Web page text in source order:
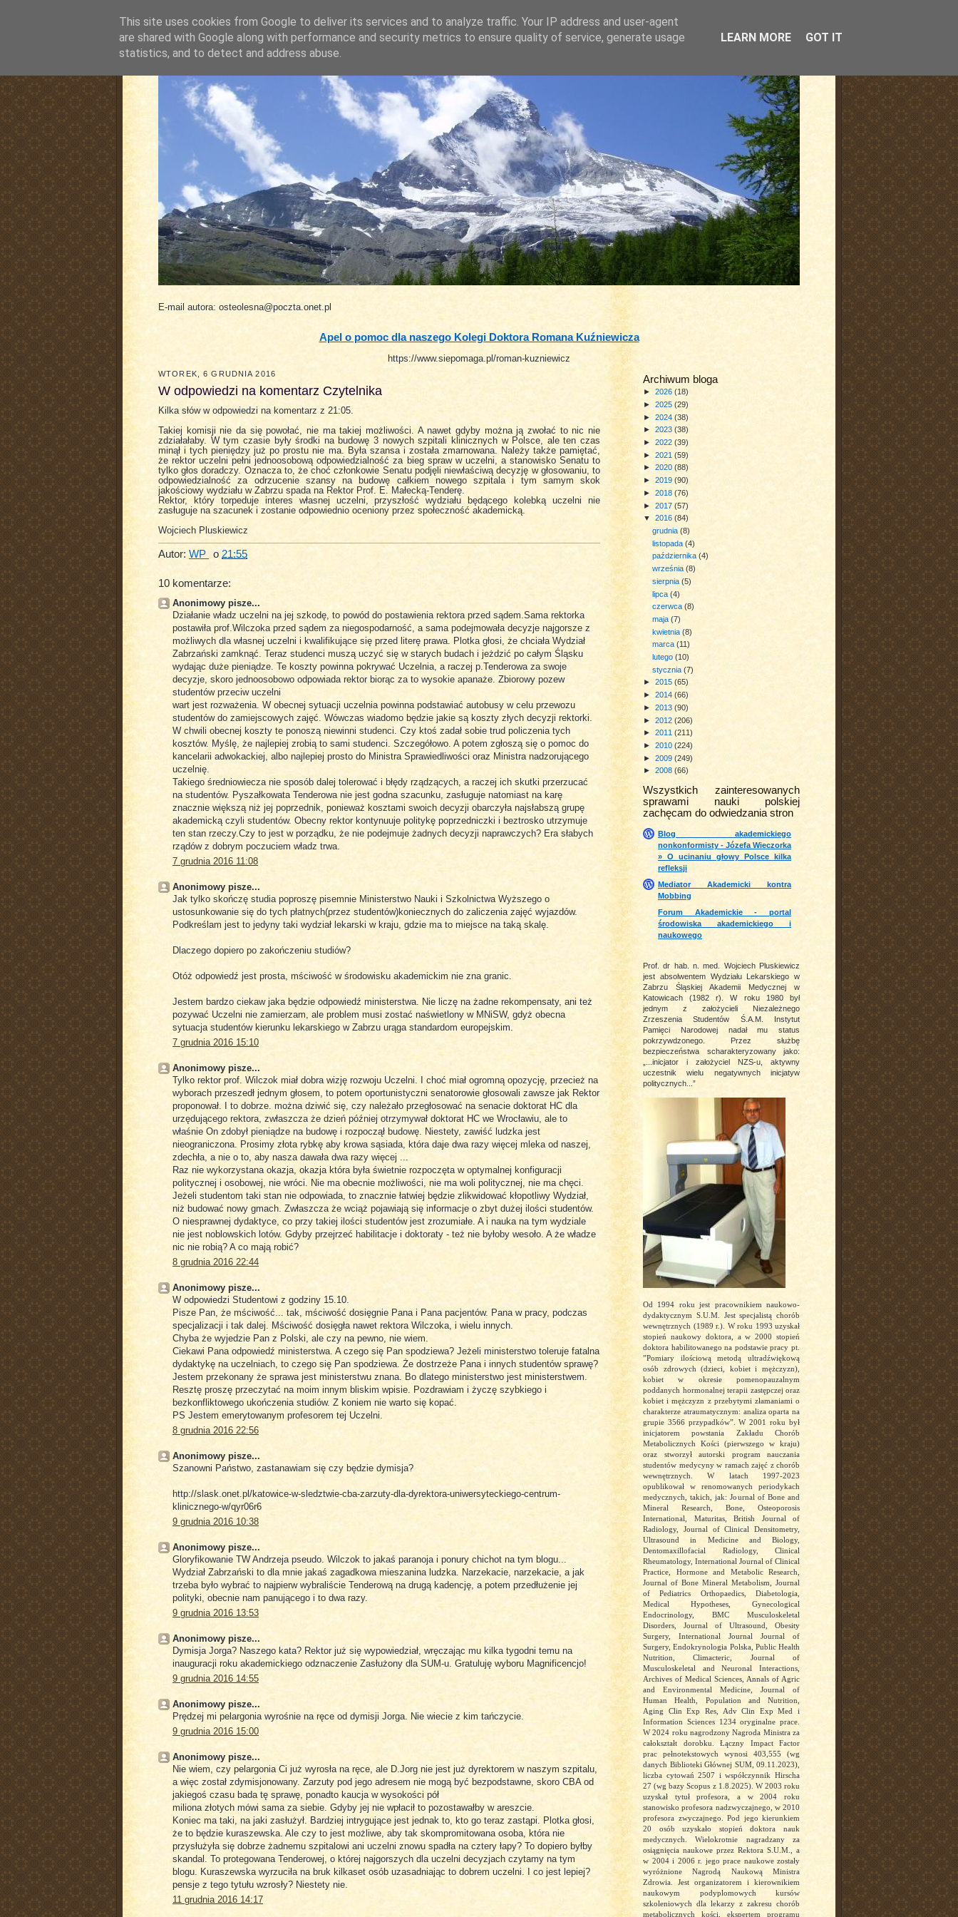
pluskiewicz.blogspot.com
E-mail autora: osteolesna@poczta.onet.pl
Apel o pomoc dla naszego Kolegi Doktora Romana Kuźniewicza
https://www.siepomaga.pl/roman-kuzniewicz
Archiwum bloga
► 2026 (18)
► 2025 (29)
► 2024 (38)
► 2023 (38)
► 2022 (39)
► 2021 (59)
► 2020 (88)
► 2019 (90)
► 2018 (76)
► 2017 (57)
▼ 2016 (84)
grudnia(8)
listopada(4)
października(4)
września(8)
sierpnia(5)
lipca(4)
czerwca(8)
maja(7)
kwietnia(8)
marca(11)
lutego(10)
stycznia(7)
► 2015 (65)
► 2014 (66)
► 2013 (90)
► 2012 (206)
► 2011 (211)
► 2010 (224)
► 2009 (249)
► 2008 (66)
Wszystkich zainteresowanych
sprawami nauki polskiej
zachęcam do odwiedzania stron
Blog akademickiego
nonkonformisty - Józefa Wieczorka
» O ucinaniu głowy Polsce kilka
refleksji
Mediator Akademicki kontra
Mobbing
Forum Akademickie - portal
środowiska akademickiego i
naukowego
Prof. dr hab. n. med. Wojciech Pluskiewicz
jest absolwentem Wydziału Lekarskiego w
Zabrzu Śląskiej Akademii Medycznej w
Katowicach (1982 r). W roku 1980 był
jednym z założycieli Niezależnego
Zrzeszenia Studentów Ś.A.M. Instytut
Pamięci Narodowej nadał mu status
pokrzywdzonego. Przez służbę
bezpieczeństwa scharakteryzowany jako:
„...inicjator i założyciel NZS-u, aktywny
uczestnik wielu negatywnych inicjatyw
politycznych...”
Od 1994 roku jest pracownikiem naukowo-
dydaktycznym S.U.M. Jest specjalistą chorób
wewnętrznych (1989 r.). W roku 1993 uzyskał
stopień naukowy doktora, a w 2000 stopień
doktora habilitowanego na podstawie pracy pt.
”Pomiary ilościową metodą ultradźwiękową
osób zdrowych (dzieci, kobiet i mężczyzn),
kobiet w okresie pomenopauzalnym
poddanych hormonalnej terapii zastępczej oraz
kobiet i mężczyzn z przebytymi złamaniami o
charakterze atraumatycznym: analiza oparta na
grupie 3566 przypadków”. W 2001 roku był
inicjatorem powstania Zakładu Chorób
Metabolicznych Kości (pierwszego w kraju)
oraz stworzył autorski program nauczania
studentów medycyny w ramach zajęć z chorób
wewnętrznych. W latach 1997-2023
opublikował w renomowanych periodykach
medycznych, takich, jak: Journal of Bone and
Mineral Research, Bone, Osteoporosis
International, Maturitas, British Journal of
Radiology, Journal of Clinical Densitometry,
Ultrasound in Medicine and Biology,
Dentomaxillofacial Radiology, Clinical
Rheumatology, International Journal of Clinical
Practice, Hormone and Metabolic Research,
Journal of Bone Mineral Metabolism, Journal
of Pediatrics Orthopaedics, Diabetologia,
Medical Hypotheses, Gynecological
Endocrinology, BMC Musculoskeletal
Disorders, Journal of Ultrasound, Obesity
Surgery, International Journal Journal of
Surgery, Endokrynologia Polska, Public Health
Nutrition, Climacteric, Journal of
Musculoskeletal and Neuronal Interactions,
Archives of Medical Sciences, Annals of Agric
and Environmental Medicine, Journal of
Human Health, Population and Nutrition,
Aging Clin Exp Res, Adv Clin Exp Med i
Information Sciences 1234 oryginalne prace.
W 2024 roku nagrodzony Nagroda Ministra za
całokształt dorobku. Łączny Impact Factor
prac pełnotekstowych wynosi 403,555 (wg
danych Biblioteki Głównej SUM, 09.11.2023),
liczba cytowań 2507 i współczynnik Hirscha
27 (wg bazy Scopus z 1.8.2025). W 2003 roku
uzyskał tytuł profesora, a w 2004 roku
stanowisko profesora nadzwyczajnego, w 2010
profesora zwyczajnego. Pod jego kierunkiem
20 osób uzyskało stopień doktora nauk
medycznych. Wielokrotnie nagradzany za
osiągnięcia naukowe przez Rektora S.U.M., a
w 2004 i 2006 r. jego prace naukowe zostały
wyróżnione Nagrodą Naukową Ministra
Zdrowia. Jest organizatorem i kierownikiem
naukowym podyplomowych kursów
szkoleniowych dla lekarzy z zakresu chorób
metabolicznych kości, ekspertem programu
WTOREK, 6 GRUDNIA 2016
W odpowiedzi na komentarz Czytelnika
Kilka słów w odpowiedzi na komentarz z 21:05.
Takiej komisji nie da się powołać, nie ma takiej możliwości. A nawet gdyby można ją zwołać to nic nie
zdziałałaby. W tym czasie były środki na budowę 3 nowych szpitali klinicznych w Polsce, ale ten czas
minął i tych pieniędzy już po prostu nie ma. Była szansa i została zmarnowana. Należy także pamiętać,
że rektor uczelni pełni jednoosobową odpowiedzialność za bieg spraw w uczelni, a stanowisko Senatu to
tylko głos doradczy. Oznacza to, że choć członkowie Senatu podjęli niewłaściwą decyzję w głosowaniu, to
odpowiedzialność za odrzucenie szansy na budowę całkiem nowego szpitala i tym samym skok
jakościowy wydziału w Zabrzu spada na Rektor Prof. E. Małecką-Tenderę.
Rektor, który torpeduje interes własnej uczelni, przyszłość wydziału będącego kolebką uczelni nie
zasługuje na szacunek i zostanie odpowiednio oceniony przez społeczność akademicką.
Wojciech Pluskiewicz
Autor: WP o 21:55
10 komentarze:
Anonimowy pisze...
Działanie władz uczelni na jej szkodę, to powód do postawienia rektora przed sądem.Sama rektorka
postawiła prof.Wilczoka przed sądem za niegospodarność, a sama podejmowała decyzje najgorsze z
możliwych dla własnej uczelni i kwalifikujące się przed literę prawa. Plotka głosi, że chciała Wydział
Zabrzański zamknąć. Teraz studenci muszą uczyć się w starych budach i jeżdzić po całym Śląsku
wydając duże pieniądze. Te koszty powinna pokrywać Uczelnia, a raczej p.Tenderowa za swoje
decyzje, skoro jednoosobowo odpowiada rektor biorąc za to wysokie apanaże. Zbiorowy pozew
studentów przeciw uczelni
wart jest rozważenia. W obecnej sytuacji uczelnia powinna podstawiać autobusy w celu przewozu
studentów do zamiejscowych zajęć. Wówczas wiadomo będzie jakie są koszty złych decyzji rektorki.
W chwili obecnej koszty te ponoszą niewinni studenci. Czy ktoś zadał sobie trud policzenia tych
kosztów. Myślę, że najlepiej zrobią to sami studenci. Szczegółowo. A potem zgłoszą się o pomoc do
kancelarii adwokackiej, albo najlepiej prosto do Ministra Sprawiedliwości oraz Ministra nadzorującego
uczelnię.
Takiego średniowiecza nie sposób dalej tolerować i błędy rządzących, a raczej ich skutki przerzucać
na studentów. Pyszałkowata Tenderowa nie jest godna szacunku, zasługuje natomiast na karę
znacznie większą niż jej poprzednik, ponieważ kosztami swoich decyzji obarczyła najsłabszą grupę
akademicką czyli studentów. Obecny rektor kontynuuje politykę poprzedniczki i beztrosko utrzymuje
ten stan rzeczy.Czy to jest w porządku, że nie podejmuje żadnych decyzji naprawczych? Era słabych
rządów z dobrym poczuciem władz trwa.
7 grudnia 2016 11:08
Anonimowy pisze...
Jak tylko skończę studia poproszę pisemnie Ministerstwo Nauki i Szkolnictwa Wyższego o
ustosunkowanie się do tych płatnych(przez studentów)koniecznych do zaliczenia zajęć wyjazdów.
Podkreślam jest to jedyny taki wydział lekarski w kraju, gdzie ma to miejsce na taką skalę.
Dlaczego dopiero po zakończeniu studiów?
Otóż odpowiedź jest prosta, mściwość w środowisku akademickim nie zna granic.
Jestem bardzo ciekaw jaka będzie odpowiedź ministerstwa. Nie liczę na żadne rekompensaty, ani też
pozywać Uczelni nie zamierzam, ale problem musi zostać naświetlony w MNiSW, gdyż obecna
sytuacja studentów kierunku lekarskiego w Zabrzu urąga standardom europejskim.
7 grudnia 2016 15:10
Anonimowy pisze...
Tylko rektor prof. Wilczok miał dobra wizję rozwoju Uczelni. I choć miał ogromną opozycję, przecież na
wyborach przeszedł jednym głosem, to potem oportunistyczni senatorowie głosowali zawsze jak Rektor
proponował. I to dobrze. można dziwić się, czy należało przegłosować na senacie doktorat HC dla
urzędującego rektora, zwłaszcza że dzień później otrzymywał doktorat HC we Wrocławiu, ale to
właśnie On zdobył pieniądze na budowę i rozpoczął budowę. Niestety, zawiść ludzka jest
nieograniczona. Prosimy złota rybkę aby krowa sąsiada, która daje dwa razy więcej mleka od naszej,
zdechła, a nie o to, aby nasza dawała dwa razy więcej ...
Raz nie wykorzystana okazja, okazja która była świetnie rozpoczęta w optymalnej konfiguracji
politycznej i osobowej, nie wróci. Nie ma obecnie możliwości, nie ma woli politycznej, nie ma chęci.
Jeżeli studentom taki stan nie odpowiada, to znacznie łatwiej będzie zlikwidować kłopotliwy Wydział,
niż budować nowy gmach. Zwłaszcza że wciąż pojawiają się informacje o zbyt dużej ilości studentów.
O niesprawnej dydaktyce, co przy takiej ilości studentów jest zrozumiałe. A i nauka na tym wydziale
nie jest noblowskich lotów. Gdyby przejrzeć habilitacje i doktoraty - też nie byłoby wesoło. A że władze
nic nie robią? A co mają robić?
8 grudnia 2016 22:44
Anonimowy pisze...
W odpowiedzi Studentowi z godziny 15.10.
Pisze Pan, że mściwość... tak, mściwość dosięgnie Pana i Pana pacjentów. Pana w pracy, podczas
specjalizacji i tak dalej. Mściwość dosięgła nawet rektora Wilczoka, i wielu innych.
Chyba że wyjedzie Pan z Polski, ale czy na pewno, nie wiem.
Ciekawi Pana odpowiedź ministerstwa. A czego się Pan spodziewa? Jeżeli ministerstwo toleruje fatalna
dydaktykę na uczelniach, to czego się Pan spodziewa. Że dostrzeże Pana i innych studentów sprawę?
Jestem przekonany że sprawa jest ministerstwu znana. Bo dlatego ministerstwo jest ministerstwem.
Resztę proszę przeczytać na moim innym bliskim wpisie. Pozdrawiam i życzę szybkiego i
bezkonfliktowego ukończenia studiów. Z koniem nie warto się kopać.
PS Jestem emerytowanym profesorem tej Uczelni.
8 grudnia 2016 22:56
Anonimowy pisze...
Szanowni Państwo, zastanawiam się czy będzie dymisja?
http://slask.onet.pl/katowice-w-sledztwie-cba-zarzuty-dla-dyrektora-uniwersyteckiego-centrum-
klinicznego-w/qyr06r6
9 grudnia 2016 10:38
Anonimowy pisze...
Gloryfikowanie TW Andrzeja pseudo. Wilczok to jakaś paranoja i ponury chichot na tym blogu...
Wydział Zabrzański to dla mnie jakaś zagadkowa mieszanina ludzka. Narzekacie, narzekacie, a jak
trzeba było wybrać to najpierw wybraliście Tenderową na drugą kadencję, a potem przedłużenie jej
polityki, obecnie nam panującego i to dwa razy.
9 grudnia 2016 13:53
Anonimowy pisze...
Dymisja Jorga? Naszego kata? Rektor już się wypowiedział, wręczając mu kilka tygodni temu na
inauguracji roku akademickiego odznaczenie Zasłużony dla SUM-u. Gratuluję wyboru Magnificencjo!
9 grudnia 2016 14:55
Anonimowy pisze...
Prędzej mi pelargonia wyrośnie na ręce od dymisji Jorga. Nie wiecie z kim tańczycie.
9 grudnia 2016 15:00
Anonimowy pisze...
Nie wiem, czy pelargonia Ci już wyrosła na ręce, ale D.Jorg nie jest już dyrektorem w naszym szpitalu,
a więc został zdymisjonowany. Zarzuty pod jego adresem nie mogą być bezpodstawne, skoro CBA od
jakiegoś czasu bada tę sprawę, ponadto kaucja w wysokości pół
miliona złotych mówi sama za siebie. Gdyby jej nie wpłacił to pozostawałby w areszcie.
Koniec ma taki, na jaki zasłużył. Bardziej intrygujące jest jednak to, kto go teraz zastąpi. Plotka głosi,
że to będzie kuraszewska. Ale czy to jest możliwe, aby tak skompromitowana osoba, która nie
przysłużyła się dobrze żadnemu szpitalowi ani uczelni znowu spadła na cztery łapy? To dopiero byłby
skandal. To protegowana Tenderowej, o której najgorszych dla uczelni decyzjach czytamy na tym
blogu. Kuraszewska wyrzuciła na bruk kilkaset osób uzasadniając to dobrem uczelni. I co jest lepiej?
pensje z tego tytułu wzrosły? Niestety nie.
11 grudnia 2016 14:17
This site uses cookies from Google to deliver its services and to analyze traffic. Your IP address and user-agent
are shared with Google along with performance and security metrics to ensure quality of service, generate usage
statistics, and to detect and address abuse.
LEARN MORE GOT IT